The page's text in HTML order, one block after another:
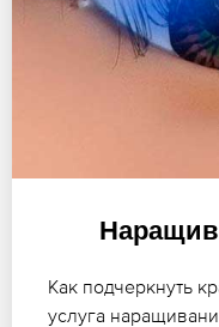
Как подчеркнуть
услуга